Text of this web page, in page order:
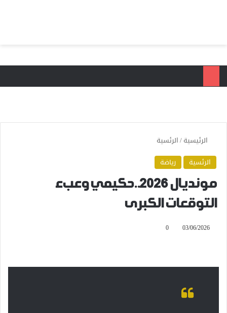
الرئيسية/الرئسية
الرئسية
رياضة
مونديال 2026..حكيمي وعبء
التوقعات الكبرى
03/06/2026
0